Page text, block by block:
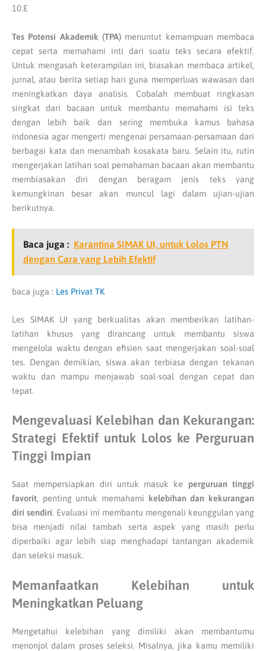
10.E
Tes Potensi Akademik (TPA) menuntut kemampuan membaca
cepat serta memahami inti dari suatu teks secara efektif.
Untuk mengasah keterampilan ini, biasakan membaca artikel,
jurnal, atau berita setiap hari guna memperluas wawasan dan
meningkatkan daya analisis. Cobalah membuat ringkasan
singkat dari bacaan untuk membantu memahami isi teks
dengan lebih baik dan sering membuka kamus bahasa
indonesia agar mengerti mengenai persamaan-persamaan dari
berbagai kata dan menambah kosakata baru. Selain itu, rutin
mengerjakan latihan soal pemahaman bacaan akan membantu
membiasakan diri dengan beragam jenis teks yang
kemungkinan besar akan muncul lagi dalam ujian-ujian
berikutnya.
Baca juga : Karantina SIMAK UI, untuk Lolos PTN
dengan Cara yang Lebih Efektif
baca juga : Les Privat TK
Les SIMAK UI yang berkualitas akan memberikan latihan-
latihan khusus yang dirancang untuk membantu siswa
mengelola waktu dengan efisien saat mengerjakan soal-soal
tes. Dengan demikian, siswa akan terbiasa dengan tekanan
waktu dan mampu menjawab soal-soal dengan cepat dan
tepat.
Mengevaluasi Kelebihan dan Kekurangan:
Strategi Efektif untuk Lolos ke Perguruan
Tinggi Impian
Saat mempersiapkan diri untuk masuk ke perguruan tinggi
favorit, penting untuk memahami kelebihan dan kekurangan
diri sendiri. Evaluasi ini membantu mengenali keunggulan yang
bisa menjadi nilai tambah serta aspek yang masih perlu
diperbaiki agar lebih siap menghadapi tantangan akademik
dan seleksi masuk.
Memanfaatkan Kelebihan untuk
Meningkatkan Peluang
Mengetahui kelebihan yang dimiliki akan membantumu
menonjol dalam proses seleksi. Misalnya, jika kamu memiliki